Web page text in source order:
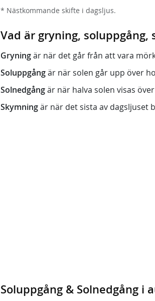
* Nästkommande skifte i dagsljus.
Vad är gryning, soluppgång,
Gryningär när det går från att vara
Soluppgångär när solen går upp över
Solnedgångär när halva solen visas
Skymningär när det sista av dagsljuset
Soluppgång & Solnedgång i